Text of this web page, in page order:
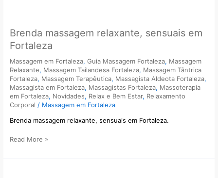
Brenda massagem relaxante, sensuais em
Fortaleza
Massagem em Fortaleza,Guia Massagem Fortaleza, Massagem
Relaxante, Massagem Tailandesa Fortaleza, Massagem Tântrica
Fortaleza, Massagem Terapêutica, Massagista Aldeota Fortaleza,
Massagista em Fortaleza, Massagistas Fortaleza, Massoterapia
em Fortaleza, Novidades, Relax e Bem Estar, Relaxamento
Corporal / Massagem em Fortaleza
Brenda massagem relaxante, sensuais em Fortaleza.
relaxante,
sensuais
em
Fortaleza
Read More »